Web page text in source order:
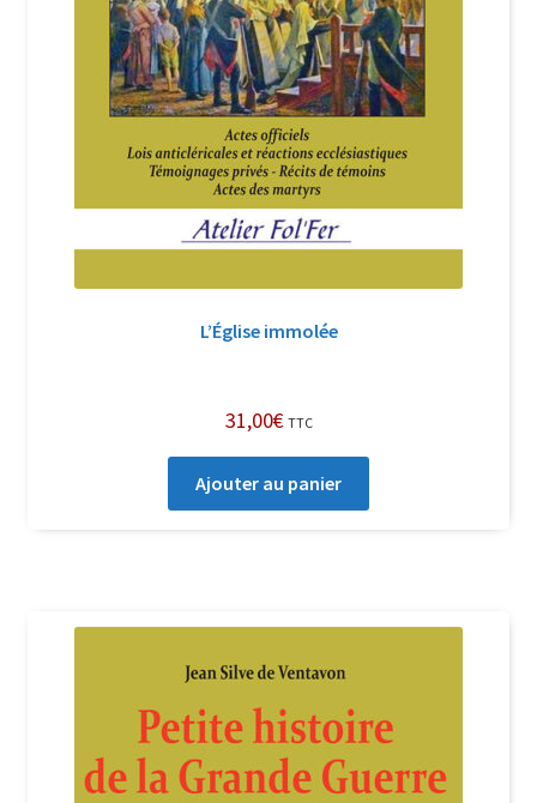
L’Église immolée
31,00€ TTC
Ajouter au panier